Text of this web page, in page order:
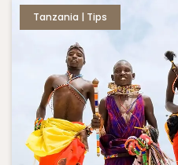
Tanzania | Tips